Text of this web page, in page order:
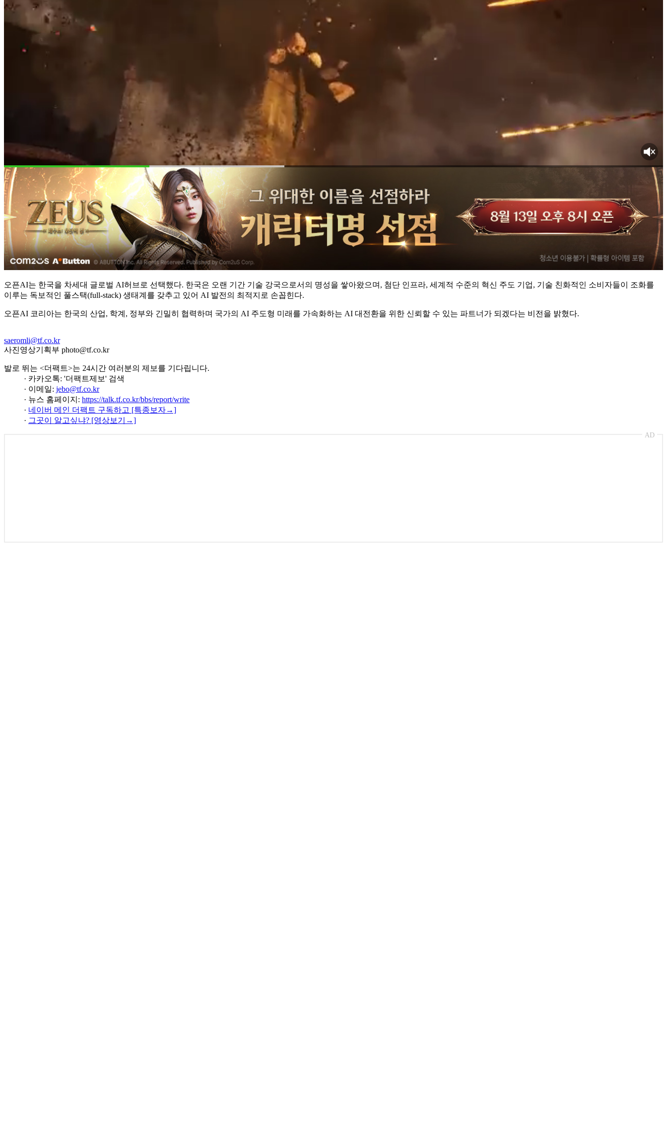
오픈AI는 한국을 차세대 글로벌 AI허브로 선택했다. 한국은 오랜 기간 기술 강국으로서의 명성을 쌓아왔으며, 첨단 인프라, 세계적 수준의 혁신 주도 기업, 기술 친화적인 소비자들이 조화를
이루는 독보적인 풀스택(full-stack) 생태계를 갖추고 있어 AI 발전의 최적지로 손꼽힌다.
오픈AI 코리아는 한국의 산업, 학계, 정부와 긴밀히 협력하며 국가의 AI 주도형 미래를 가속화하는 AI 대전환을 위한 신뢰할 수 있는 파트너가 되겠다는 비전을 밝혔다.
saeromli@tf.co.kr
사진영상기획부 photo@tf.co.kr
발로 뛰는 <더팩트>는 24시간 여러분의 제보를 기다립니다.
· 카카오톡: '더팩트제보' 검색
· 이메일: jebo@tf.co.kr
· 뉴스 홈페이지: https://talk.tf.co.kr/bbs/report/write
· 네이버 메인 더팩트 구독하고 [특종보자→]
· 그곳이 알고싶냐? [영상보기→]
AD